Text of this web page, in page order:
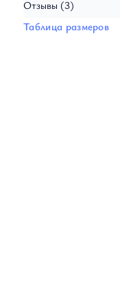
Кардиганы
Трикотаж
Отзывы (3)
Таблица размеров